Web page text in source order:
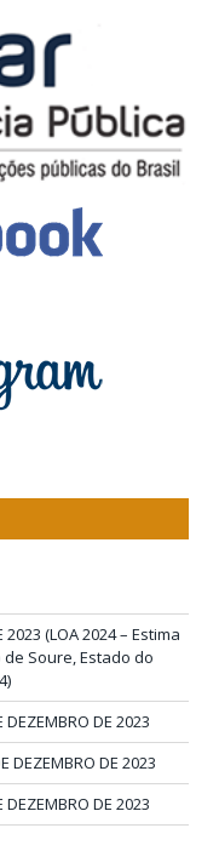
2023 (LOA 2024 – Estima
Soure, Estado do
DEZEMBRO DE 2023
DEZEMBRO DE 2023
DEZEMBRO DE 2023